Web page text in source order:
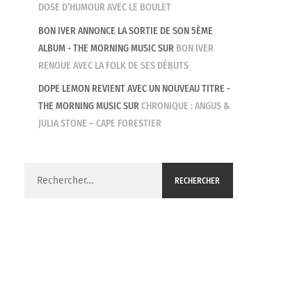
DOSE D’HUMOUR AVEC LE BOULET
BON IVER ANNONCE LA SORTIE DE SON 5ÈME
ALBUM - THE MORNING MUSICSUR BON IVER
RENOUE AVEC LA FOLK DE SES DÉBUTS
DOPE LEMON REVIENT AVEC UN NOUVEAU TITRE -
THE MORNING MUSICSURCHRONIQUE : ANGUS &
JULIA STONE – CAPE FORESTIER